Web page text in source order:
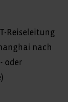
Reiseleitung
nach
oder